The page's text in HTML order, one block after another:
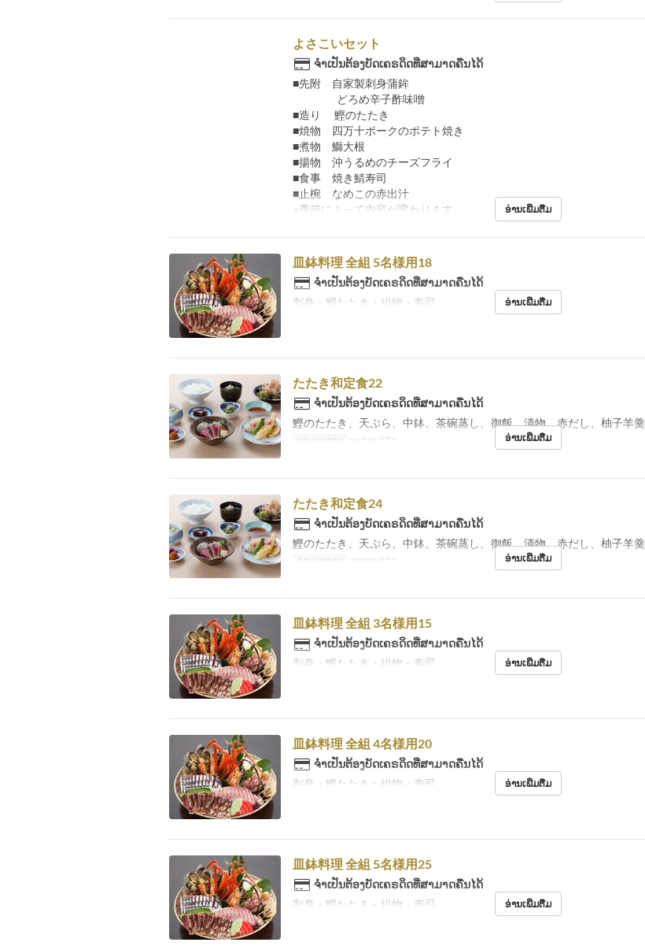
よさこいセット
ຈຳເປັນຕ້ອງບັດເຄຣດິດທີ່ສາມາດຄືນໄດ້
■先附 自家製刺身蒲鉾
どろめ辛子酢味噌
■造り 鰹のたたき
■焼物 四万十ポークのポテト焼き
■煮物 鰤大根
■揚物 沖うるめのチーズフライ
■食事 焼き鯖寿司
■止椀 なめこの赤出汁
※季節によって内容が変わります。
ອ່ານເພີ່ມຕື່ມ
皿鉢料理 全組 5名様用18
ຈຳເປັນຕ້ອງບັດເຄຣດິດທີ່ສາມາດຄືນໄດ້
刺身・鰹たたき・組物・寿司
ອ່ານເພີ່ມຕື່ມ
たたき和定食22
ຈຳເປັນຕ້ອງບັດເຄຣດິດທີ່ສາມາດຄືນໄດ້
鰹のたたき、天ぷら、中鉢、茶碗蒸し、御飯、漬物、赤だし、柚子羊羹
ຄາບອາຫານ ອາຫານທ່ຽງ ອ່ານເພີ່ມຕື່ມ
たたき和定食24
ຈຳເປັນຕ້ອງບັດເຄຣດິດທີ່ສາມາດຄືນໄດ້
鰹のたたき、天ぷら、中鉢、茶碗蒸し、御飯、漬物、赤だし、柚子羊羹
ຄາບອາຫານ ອາຫານທ່ຽງ ອ່ານເພີ່ມຕື່ມ
皿鉢料理 全組 3名様用15
ຈຳເປັນຕ້ອງບັດເຄຣດິດທີ່ສາມາດຄືນໄດ້
刺身・鰹たたき・組物・寿司
ອ່ານເພີ່ມຕື່ມ
皿鉢料理 全組 4名様用20
ຈຳເປັນຕ້ອງບັດເຄຣດິດທີ່ສາມາດຄືນໄດ້
刺身・鰹たたき・組物・寿司
ອ່ານເພີ່ມຕື່ມ
皿鉢料理 全組 5名様用25
ຈຳເປັນຕ້ອງບັດເຄຣດິດທີ່ສາມາດຄືນໄດ້
刺身・鰹たたき・組物・寿司
ອ່ານເພີ່ມຕື່ມ